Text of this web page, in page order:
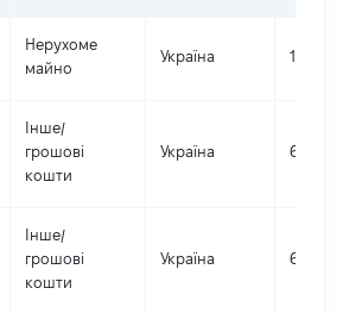
Нерухоме
майно
Україна
Інше/
грошові
кошти
Україна 625712
Інше/
грошові
кошти
Україна 627400